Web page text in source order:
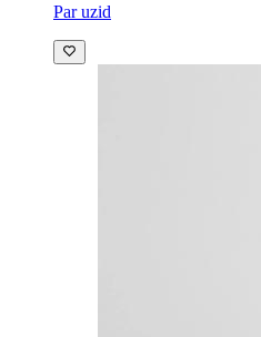
Par uzid